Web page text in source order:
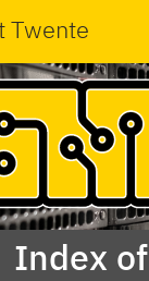
Twente
Index of